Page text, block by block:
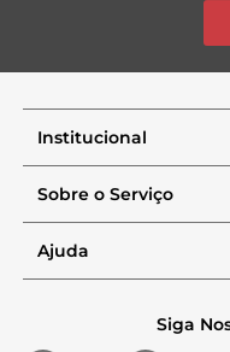
Institucional
Sobre o Serviço
Ajuda
Siga